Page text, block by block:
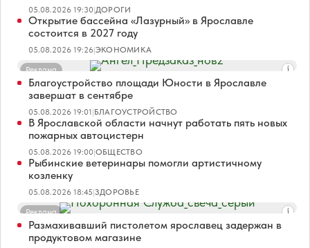
05.08.2026 19:30|ДОРОГИ
Открытие бассейна «Лазурный» в Ярославле
состоится в 2027 году
05.08.2026 19:26|ЭКОНОМИКА
Реклама
Благоустройство площади Юности в Ярославле
завершат в сентябре
05.08.2026 19:01|БЛАГОУСТРОЙСТВО
В Ярославской области начнут работать пять новых
пожарных автоцистерн
05.08.2026 19:00|ОБЩЕСТВО
Рыбинские ветеринары помогли артистичному
козленку
05.08.2026 18:45|ЗДОРОВЬЕ
Реклама
Размахивавший пистолетом ярославец задержан в
продуктовом магазине